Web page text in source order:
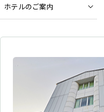
ホテルのご案内